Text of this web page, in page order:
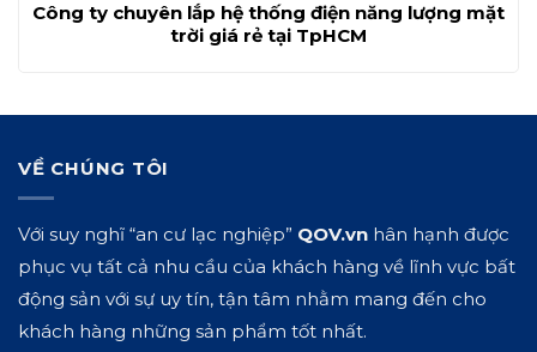
Công ty chuyên lắp hệ thống điện năng lượng mặt
trời giá rẻ tại TpHCM
VỀ CHÚNG TÔI
Với suy nghĩ “an cư lạc nghiệp” QOV.vn hân hạnh được
phục vụ tất cả nhu cầu của khách hàng về lĩnh vực bất
động sản với sự uy tín, tận tâm nhằm mang đến cho
khách hàng những sản phẩm tốt nhất.